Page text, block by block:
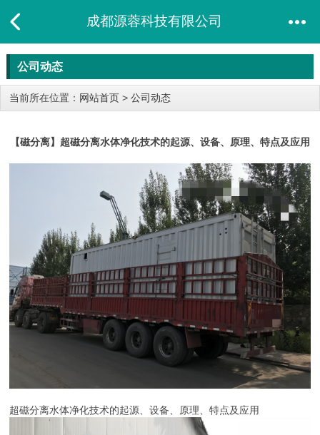
成都源蓉科技有限公司
公司动态
当前所在位置： 网站首页 > 公司动态
【磁分离】超磁分离水体净化技术的起源、设备、原理、特点及应用
超磁分离水体净化技术的起源、设备、原理、特点及应用